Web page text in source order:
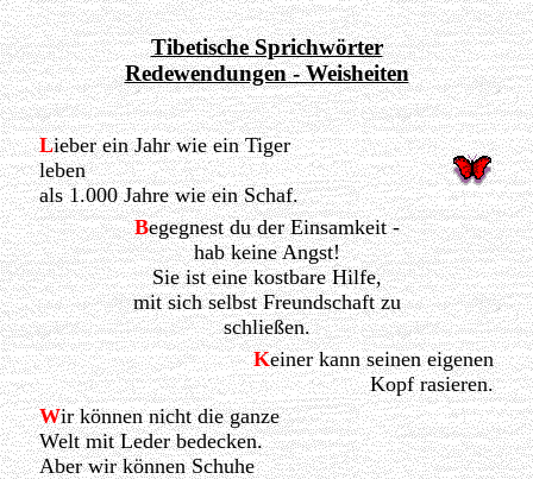
Tibetische Sprichwörter
Redewendungen - Weisheiten
Lieber ein Jahr wie ein Tiger
leben
als 1.000 Jahre wie ein Schaf.
Begegnest du der Einsamkeit -
hab keine Angst!
Sie ist eine kostbare Hilfe,
mit sich selbst Freundschaft zu
schließen.
Keiner kann seinen eigenen
Kopf rasieren.
Wir können nicht die ganze
Welt mit Leder bedecken.
Aber wir können Schuhe